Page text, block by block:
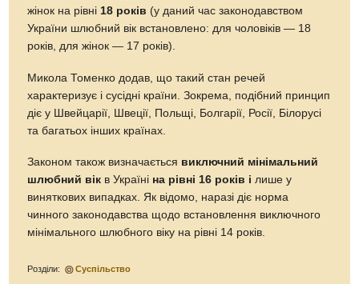
жінок на рівні 18 років (у даний час законодавством
України шлюбний вік встановлено: для чоловіків — 18
років, для жінок — 17 років).
Микола Томенко додав, що такий стан речей
характеризує і сусідні країни. Зокрема, подібний принцип
діє у Швейцарії, Швеції, Польщі, Болгарії, Росії, Білорусі
та багатьох інших країнах.
Законом також визначається виключний мінімальний
шлюбний вік в Україні на рівні 16 років і лише у
виняткових випадках. Як відомо, наразі діє норма
чинного законодавства щодо встановлення виключного
мінімального шлюбного віку на рівні 14 років.
Розділи: Суспільство